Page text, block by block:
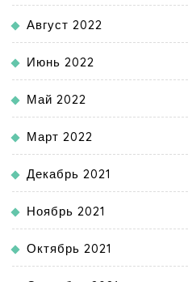
Август 2022
Июнь 2022
Май 2022
Март 2022
Декабрь 2021
Ноябрь 2021
Октябрь 2021